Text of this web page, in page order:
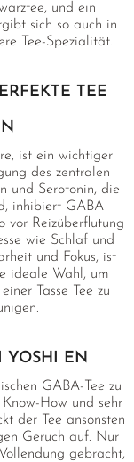
und ein
sich so auch in
Tee-Spezialität.
TEE
ist ein wichtiger
des zentralen
und Serotonin, die
inhibiert GABA
vor Reizüberflutung
wie Schlaf und
und Fokus, ist
ideale Wahl, um
Tasse Tee zu
YOSHI EN
GABA-Tee zu
How und sehr
der Tee ansonsten
Geruch auf. Nur
gebracht,